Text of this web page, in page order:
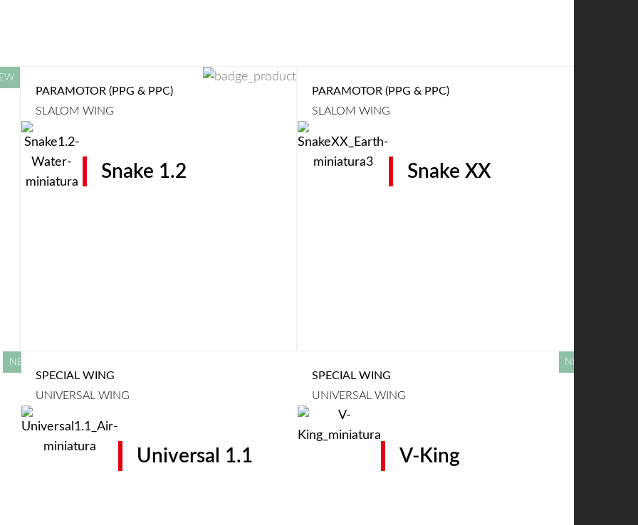
PARAMOTOR (PPG & PPC)
SLALOM WING
Snake 1.2
PARAMOTOR (PPG & PPC)
SLALOM WING
Snake XX
SPECIAL WING
UNIVERSAL WING
Universal 1.1
SPECIAL WING
UNIVERSAL WING
V-King